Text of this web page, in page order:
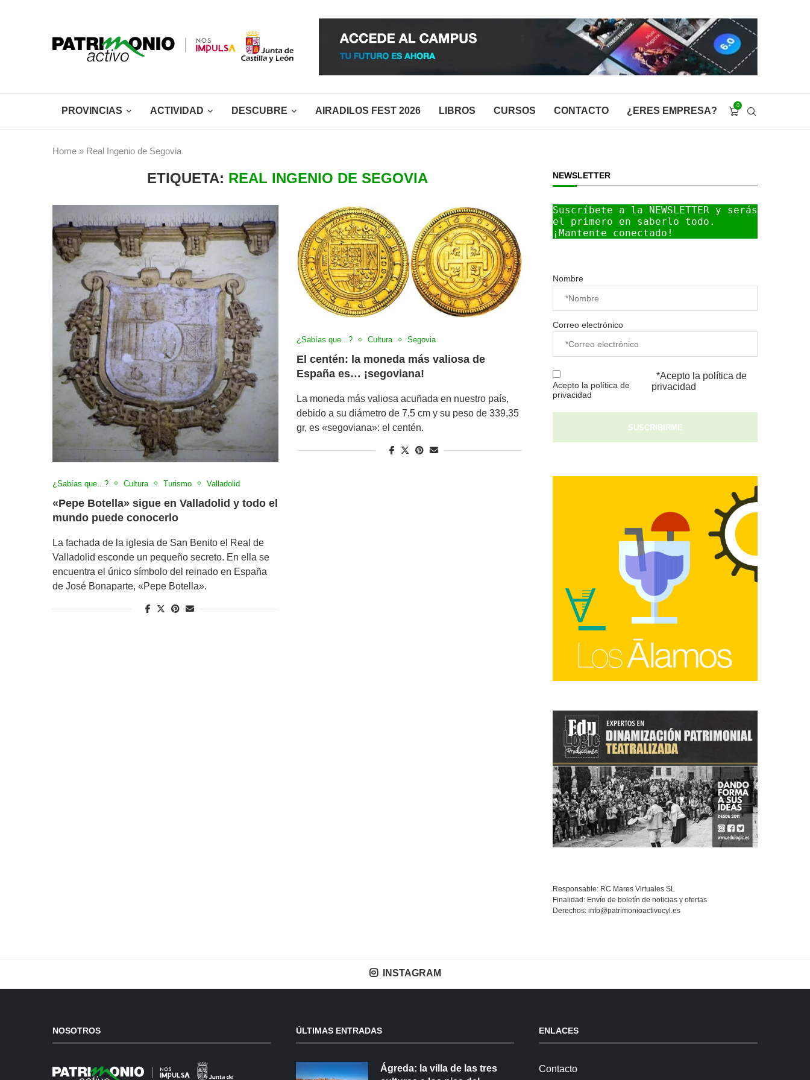
PROVINCIAS ACTIVIDAD DESCUBRE AIRADILOS FEST 2026 LIBROS CURSOS CONTACTO ¿ERES EMPRESA? 0
Home » Real Ingenio de Segovia
ETIQUETA: REAL INGENIO DE SEGOVIA
¿Sabías que...? Cultura Turismo Valladolid
«Pepe Botella» sigue en Valladolid y todo el
mundo puede conocerlo
La fachada de la iglesia de San Benito el Real de
Valladolid esconde un pequeño secreto. En ella se
encuentra el único símbolo del reinado en España
de José Bonaparte, «Pepe Botella».
¿Sabías que...? Cultura Segovia
El centén: la moneda más valiosa de
España es… ¡segoviana!
La moneda más valiosa acuñada en nuestro país,
debido a su diámetro de 7,5 cm y su peso de 339,35
gr, es «segoviana»: el centén.
NEWSLETTER
Suscríbete a la NEWSLETTER y serás
el primero en saberlo todo.
¡Mantente conectado!
Nombre
Correo electrónico
Acepto la política de
privacidad
*Acepto la política de
privacidad
Responsable: RC Mares Virtuales SL
Finalidad: Envío de boletín de noticias y ofertas
Derechos: info@patrimonioactivocyl.es
INSTAGRAM
NOSOTROS ÚLTIMAS ENTRADAS
Ágreda: la villa de las tres
ENLACES
Contacto